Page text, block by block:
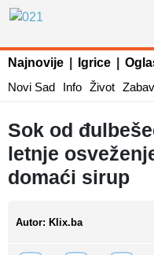
Najnovije Igrice
Novi Sad
Info Život
Sok od
letnje
domaći sirup
Autor: Klix.ba